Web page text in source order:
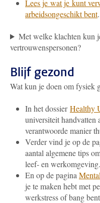
Lees je wat je kunt
arbeidsongeschikt bent.
Met welke klachten kun
vertrouwenspersonen?
Blijf gezond
Wat kun je doen om fysiek
In het dossierHealthy
universiteit handvatten
verantwoorde manier
Verder vind je op de
aantal algemene tips
leef- en werkomgeving.
En op de pagina
je te maken hebt met
werkstress of bang